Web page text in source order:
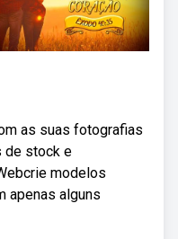
as suas fotografias
de stock e
modelos
apenas alguns